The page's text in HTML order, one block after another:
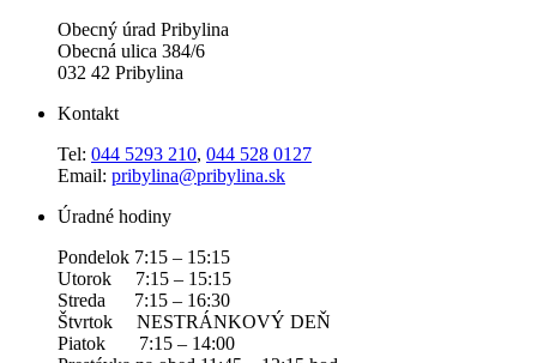
Obecný úrad Pribylina
Obecná ulica 384/6
032 42 Pribylina
Kontakt
Tel: 044 5293 210, 044 528 0127
Email: pribylina@pribylina.sk
Úradné hodiny
Pondelok 7:15 – 15:15
Utorok 7:15 – 15:15
Streda 7:15 – 16:30
Štvrtok NESTRÁNKOVÝ DEŇ
Piatok 7:15 – 14:00